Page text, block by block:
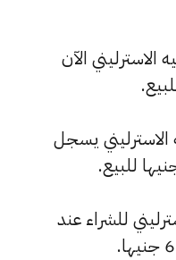
الاسترليني الآن
يسجل
للشراء عند